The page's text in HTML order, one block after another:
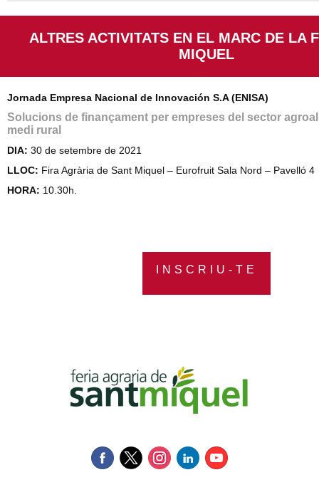
ALTRES ACTIVITATS EN EL MARC DE LA
MIQUEL
Jornada Empresa Nacional de Innovación S.A (ENISA)
Solucions de finançament per empreses del sector
medi rural
DIA: 30 de setembre de 2021
LLOC: Fira Agrària de Sant Miquel – Eurofruit Sala Nord – Pavelló 4
HORA: 10.30h.
INSCRIU-TE